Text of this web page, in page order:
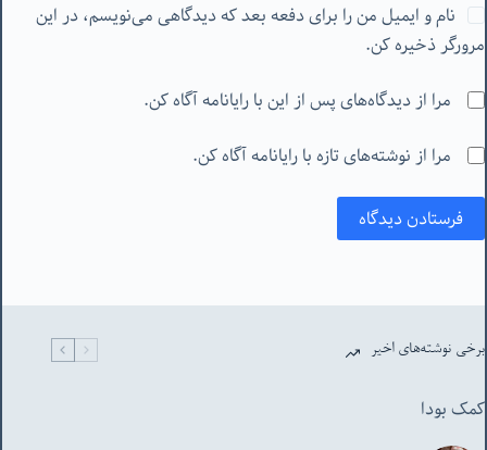
نام و ایمیل من را برای دفعه بعد که دیدگاهی می‌نویسم، در این
مرورگر ذخیره کن.
مرا از دیدگاه‌های پس از این با رایانامه آگاه کن.
مرا از نوشته‌های تازه با رایانامه آگاه کن.
فرستادن دیدگاه
برخی نوشته‌های اخیر
کمک بودا